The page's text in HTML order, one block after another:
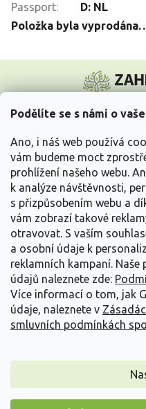
Podělíte se s námi o
Ano, i náš web používá
vám budeme moct
prohlížení našeho webu.
k analýze návštěvnosti,
s přizpůsobením webu a
vám zobrazí takové
otravovat. S vaším
a osobní údaje k
reklamních kampaní.
údajů naleznete zde:
Více informací o tom, jak
údaje, naleznete v
smluvních podmínkách
Passport:
D: NL
Položka byla
p
Vše o nákupu
Informace pro Vás
Kontakujte nás